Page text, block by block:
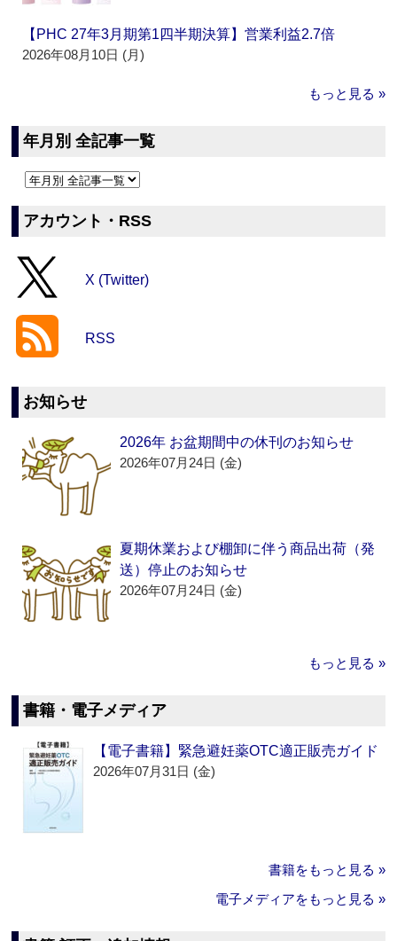
【PHC 27年3月期第1四半期決算】営業利益2.7倍
2026年08月10日 (月)
もっと見る »
年月別 全記事一覧
アカウント・RSS
X (Twitter)
RSS
お知らせ
2026年 お盆期間中の休刊のお知らせ
2026年07月24日 (金)
夏期休業および棚卸に伴う商品出荷（発
送）停止のお知らせ
2026年07月24日 (金)
もっと見る »
書籍・電子メディア
【電子書籍】緊急避妊薬OTC適正販売ガイド
2026年07月31日 (金)
書籍をもっと見る »
電子メディアをもっと見る »